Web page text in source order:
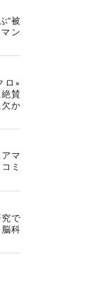
“被
ン
ロ×
賛
か
マ
ミ
で
科